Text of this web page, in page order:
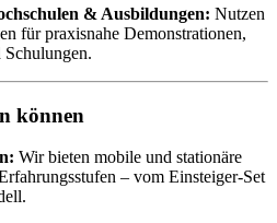
& Ausbildungen: Nutzen
für praxisnahe Demonstrationen,
können
Wir bieten mobile und stationäre
– vom Einsteiger-Set